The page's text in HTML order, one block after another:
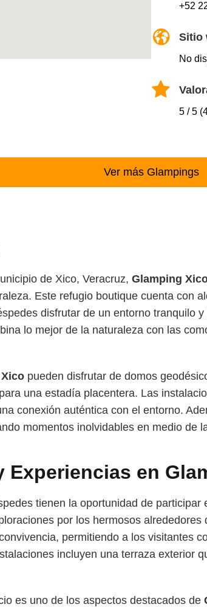
+52
Sitio
No
5 / 5
Ver más Glampings
de Xico, Veracruz, Glamping
Este refugio boutique cuenta con
disfrutar de un entorno tranquilo
lo mejor de la naturaleza con las
pueden disfrutar de domos
una estadía placentera. Las
conexión auténtica con el entorno.
momentos inolvidables en medio de
Experiencias en
tienen la oportunidad de participar
por los hermosos
permitiendo a los visitantes
incluyen una terraza exterior
es uno de los aspectos destacados de